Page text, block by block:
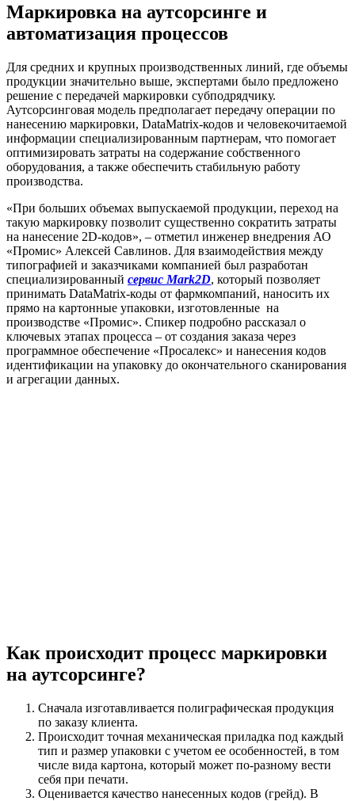
Маркировка на аутсорсинге и
автоматизация процессов
Для средних и крупных производственных линий, где объемы
продукции значительно выше, экспертами было предложено
решение с передачей маркировки субподрядчику.
Аутсорсинговая модель предполагает передачу операции по
нанесению маркировки, DataMatrix-кодов и человекочитаемой
информации специализированным партнерам, что помогает
оптимизировать затраты на содержание собственного
оборудования, а также обеспечить стабильную работу
производства.
«При больших объемах выпускаемой продукции, переход на
такую маркировку позволит существенно сократить затраты
на нанесение 2D-кодов», – отметил инженер внедрения АО
«Промис» Алексей Савлинов. Для взаимодействия между
типографией и заказчиками компанией был разработан
специализированный сервис Mark2D, который позволяет
принимать DataMatrix-коды от фармкомпаний, наносить их
прямо на картонные упаковки, изготовленные на
производстве «Промис». Спикер подробно рассказал о
ключевых этапах процесса – от создания заказа через
программное обеспечение «Просалекс» и нанесения кодов
идентификации на упаковку до окончательного сканирования
и агрегации данных.
Как происходит процесс маркировки
на аутсорсинге?
Сначала изготавливается полиграфическая продукция
по заказу клиента.
Происходит точная механическая приладка под каждый
тип и размер упаковки с учетом ее особенностей, в том
числе вида картона, который может по-разному вести
себя при печати.
Оценивается качество нанесенных кодов (грейд). В